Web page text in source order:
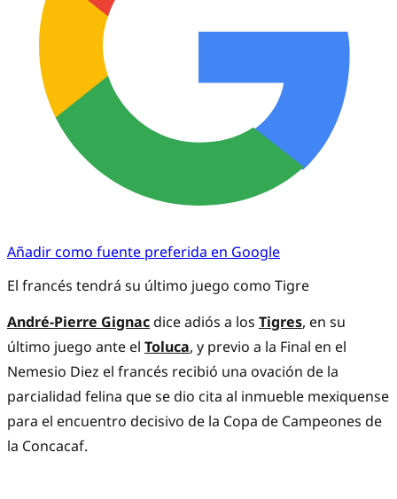
Añadir como fuente preferida en Google
El francés tendrá su último juego como Tigre
André-Pierre Gignacdice adiós a los Tigres, en su
último juego ante el Toluca, y previo a la Final en el
Nemesio Diez el francés recibió una ovación de la
parcialidad felina que se dio cita al inmueble mexiquense
para el encuentro decisivo de la Copa de Campeones de
la Concacaf.